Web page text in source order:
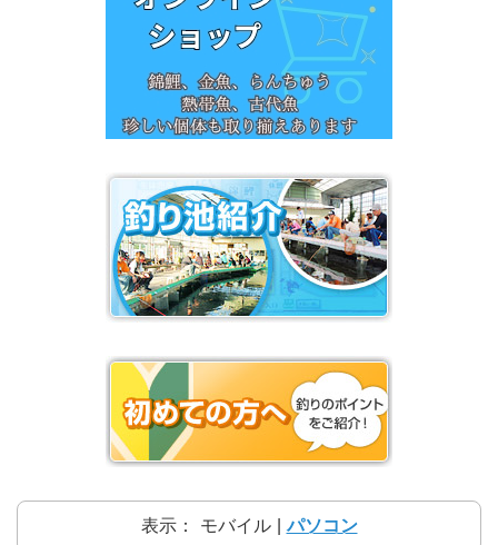
表示： モバイル パソコン